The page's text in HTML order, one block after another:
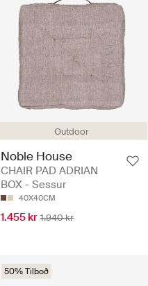
Outdoor
Noble House
CHAIR PAD ADRIAN
BOX - Sessur
40X40CM
1.455 kr 1.940 kr
50% Tilboð